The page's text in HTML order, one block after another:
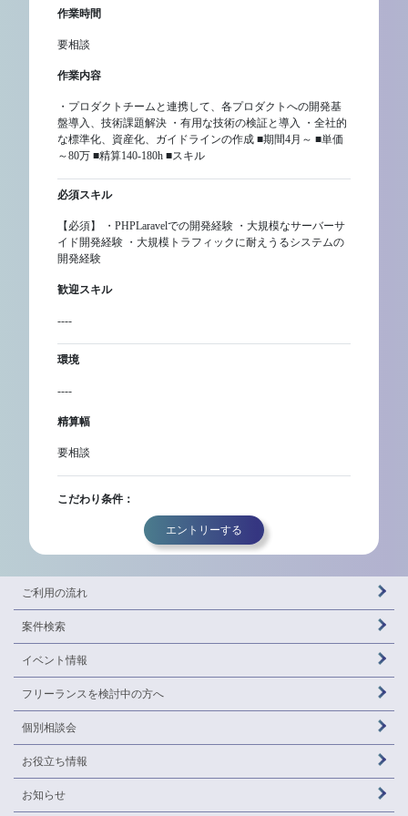
作業時間
要相談
作業内容
・プロダクトチームと連携して、各プロダクトへの開発基
盤導入、技術課題解決 ・有用な技術の検証と導入 ・全社的
な標準化、資産化、ガイドラインの作成 ■期間4月～ ■単価
～80万 ■精算140-180h ■スキル
必須スキル
【必須】 ・PHPLaravelでの開発経験 ・大規模なサーバーサ
イド開発経験 ・大規模トラフィックに耐えうるシステムの
開発経験
歓迎スキル
----
環境
----
精算幅
要相談
こだわり条件：
エントリーする
ご利用の流れ
案件検索
イベント情報
フリーランスを検討中の方へ
個別相談会
お役立ち情報
お知らせ